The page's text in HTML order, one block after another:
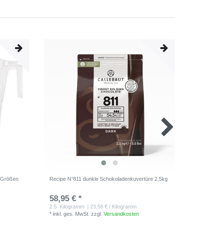
Recipe N°811 dunkle Schokoladenkuvertüre 2,5kg
58,95 € *
2.5 Kilogramm | 23,58 € / Kilogramm
*inkl. ges. MwSt. zzgl.Versandkosten